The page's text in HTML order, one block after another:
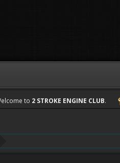
to 2 STROKE ENGINE CLUB.